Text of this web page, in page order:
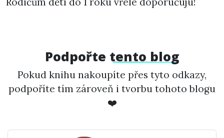
Podpořte tento blog
Pokud knihu nakoupíte přes tyto odkazy,
podpoříte tím zároveň i tvorbu tohoto blogu
❤️